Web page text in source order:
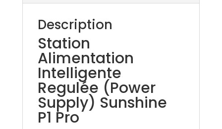
Description
Station
Alimentation
Intelligente
Regulée (Power
Supply) Sunshine
P1 Pro